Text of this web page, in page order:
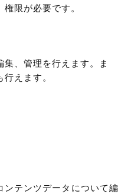
限が必要です。
、管理を行えます。ま
えます。
テンツデータについて編